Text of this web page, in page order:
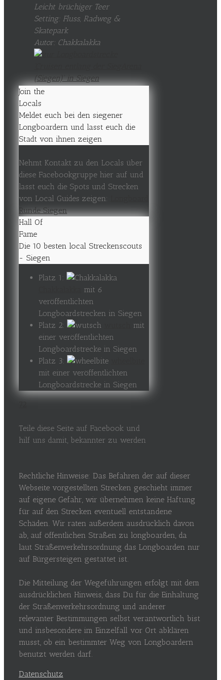
Leicht brüchiger Teer
Setting: Fluss, Radweg &
Skatepark
Autor: Chakkalakka
Join the
Locals
Meldet euch bei den siegener
Longboardern und lasst euch die
Stadt von ihnen zeigen
Nehmt Kontakt zu den Locals über
diese Facebookgruppe hier auf und
lasst euch die Spots und Strecken
von Local Guides zeigen:
Runde Siegen
Hall Of
Fame
Die 10 besten local Streckenscouts
- Siegen
Platz 1:
mit 6
veröffentlichten
Longboardstrecken in Siegen
Platz 2:
mit
einer veröffentlichten
Longboardstrecke in Siegen
Platz 3:
mit einer veröffentlichten
Longboardstrecke in Siegen
Teile diese Seite auf Facebook und
hilf uns damit, bekannter zu werden
Rechtliche Hinweise: Das Befahren der auf dieser
Webseite vorgestellten Strecken geschieht immer
auf eigene Gefahr, wir übernehmen keine Haftung
für auf den Strecken eventuell entstandene
Schäden. Wir raten außerdem ausdrücklich davon
ab, auf öffentlichen Straßen zu longboarden, da
laut Straßenverkehrsordnung das Longboarden nur
auf Bürgersteigen gestattet ist.
Die Mitteilung der Wegeführungen erfolgt mit dem
ausdrücklichen Hinweis, dass Du für die Einhaltung
der Straßenverkehrsordnung und anderer
relevanter Bestimmungen selbst verantwortlich bist
und insbesondere im Einzelfall vor Ort abklären
musst, ob ein bestimmter Weg von Longboardern
benutzt werden darf.
Datenschutz